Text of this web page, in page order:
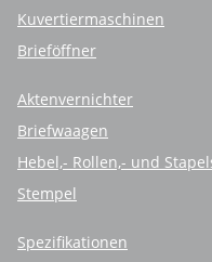
Kuvertiermaschinen
Brieföffner
Aktenvernichter
Briefwaagen
Hebel,- Rollen,- und
Stempel
Spezifikationen